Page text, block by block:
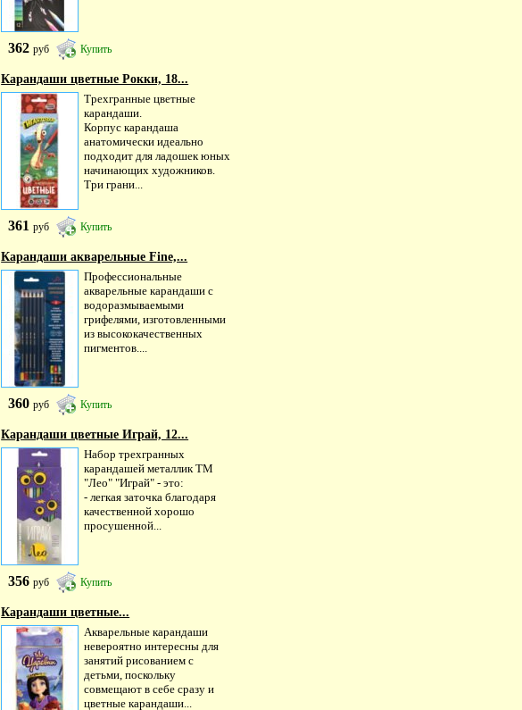
362руб Купить
Карандаши цветные Рокки, 18...
Трехгранные цветные
карандаши.
Корпус карандаша
анатомически идеально
подходит для ладошек юных
начинающих художников.
Три грани...
361руб Купить
Карандаши акварельные Fine,...
Профессиональные
акварельные карандаши с
водоразмываемыми
грифелями, изготовленными
из высококачественных
пигментов....
360руб Купить
Карандаши цветные Играй, 12...
Набор трехгранных
карандашей металлик ТМ
"Лео" "Играй" - это:
- легкая заточка благодаря
качественной хорошо
просушенной...
356руб Купить
Карандаши цветные...
Акварельные карандаши
невероятно интересны для
занятий рисованием с
детьми, поскольку
совмещают в себе сразу и
цветные карандаши...